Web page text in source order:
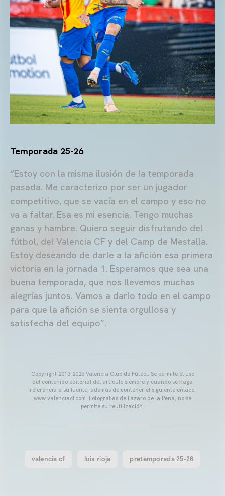
Temporada 25-26
“Estoy con la misma ilusión de la temporada
pasada. Me caracterizo por ser un jugador
competitivo, que se vacía en el campo y eso no
va a faltar. Esa es mi esencia. Tengo muchas
ganas y hambre. Quiero seguir disfrutando del
fútbol, del Valencia CF y del Camp de Mestalla.
Estoy deseando de darle a la afición esa primera
victoria en la jornada 1. Esperamos que sea una
buena temporada, que nos llevemos muchas
alegrías juntos. Vamos a darlo todo en el campo
para que la afición se sienta orgullosa y
satisfecha del equipo”.
Copyright 2013-2025 Valencia Club de Fútbol. Se permite el uso
del contenido editorial del artículo siempre y cuando se haga
referencia a su fuente, además de contener el siguiente enlace:
www.valenciacf.com. Fotografías de Lázaro de la Peña, no se
permite su reutilización.
valencia cf luis rioja pretemporada 25-26